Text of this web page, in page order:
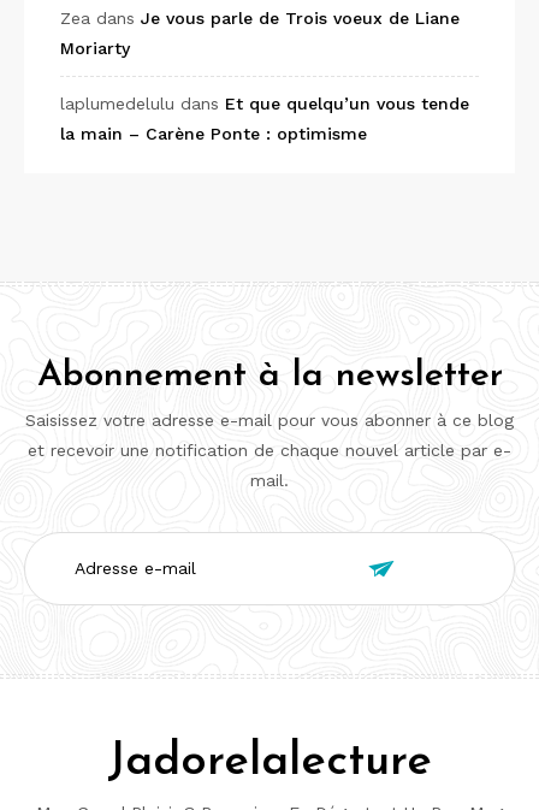
Zea dans Je vous parle de Trois voeux de Liane
Moriarty
laplumedelulu dans Et que quelqu’un vous tende
la main – Carène Ponte : optimisme
Abonnement à la newsletter
Saisissez votre adresse e-mail pour vous abonner à ce blog
et recevoir une notification de chaque nouvel article par e-
mail.
Adresse
e-
mail

Jadorelalecture